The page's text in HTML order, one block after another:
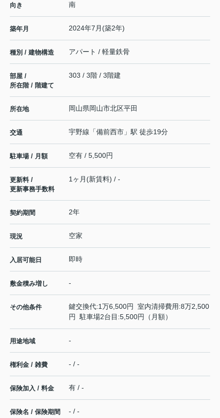
向き 南
築年月 2024年7月(築2年)
種別 / 建物構造 アパート / 軽量鉄骨
部屋 /
所在階 / 階建て
303 / 3階 / 3階建
所在地 岡山県岡山市北区平田
交通 宇野線 「備前西市 」駅 徒歩19分
駐車場 / 月額 空有 / 5,500円
更新料 /
更新事務手数料
1ヶ月(新賃料) / -
契約期間 2年
現況 空家
入居可能日 即時
敷金積み増し -
その他条件
鍵交換代:1万6,500円 室内清掃費用:8万2,500
円 駐車場2台目:5,500円（月額）
用途地域 -
権利金 / 雑費 - / -
保険加入 / 料金 有 / -
保険名 / 保険期間 - / -